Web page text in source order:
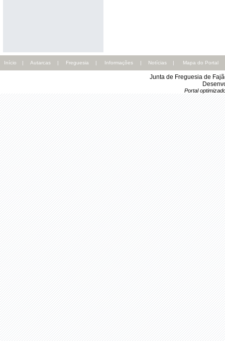
Início | Autarcas | Freguesia | Informações | Notícias | Mapa do Portal
Junta de Freguesia de
Portal